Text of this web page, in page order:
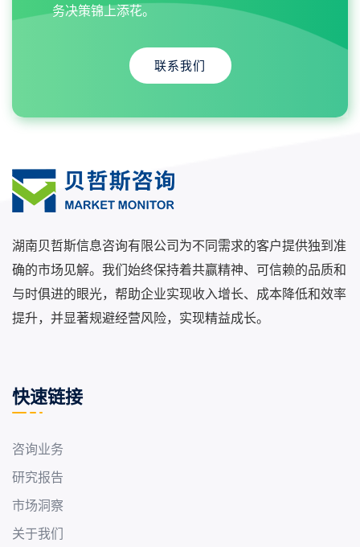
务决策锦上添花。
联系我们
湖南贝哲斯信息咨询有限公司为不同需求的客户提供独到准
确的市场见解。我们始终保持着共赢精神、可信赖的品质和
与时俱进的眼光，帮助企业实现收入增长、成本降低和效率
提升，并显著规避经营风险，实现精益成长。
快速链接
咨询业务
研究报告
市场洞察
关于我们